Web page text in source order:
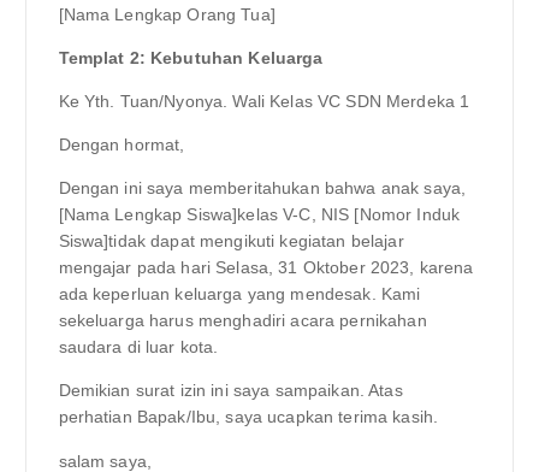
[Nama Lengkap Orang Tua]
Templat 2: Kebutuhan Keluarga
Ke Yth. Tuan/Nyonya. Wali Kelas VC SDN Merdeka 1
Dengan hormat,
Dengan ini saya memberitahukan bahwa anak saya,
[Nama Lengkap Siswa]kelas V-C, NIS [Nomor Induk
Siswa]tidak dapat mengikuti kegiatan belajar
mengajar pada hari Selasa, 31 Oktober 2023, karena
ada keperluan keluarga yang mendesak. Kami
sekeluarga harus menghadiri acara pernikahan
saudara di luar kota.
Demikian surat izin ini saya sampaikan. Atas
perhatian Bapak/Ibu, saya ucapkan terima kasih.
salam saya,